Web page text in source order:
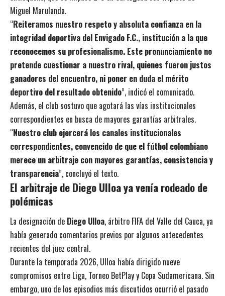
Miguel Marulanda.
“Reiteramos nuestro respeto y absoluta confianza en la
integridad deportiva del Envigado F.C., institución a la que
reconocemos su profesionalismo. Este pronunciamiento no
pretende cuestionar a nuestro rival, quienes fueron justos
ganadores del encuentro, ni poner en duda el mérito
deportivo del resultado obtenido”, indicó el comunicado.
Además, el club sostuvo que agotará las vías institucionales
correspondientes en busca de mayores garantías arbitrales.
“Nuestro club ejercerá los canales institucionales
correspondientes, convencido de que el fútbol colombiano
merece un arbitraje con mayores garantías, consistencia y
transparencia”, concluyó el texto.
El arbitraje de Diego Ulloa ya venía rodeado de
polémicas
La designación de Diego Ulloa, árbitro FIFA del Valle del Cauca, ya
había generado comentarios previos por algunos antecedentes
recientes del juez central.
Durante la temporada 2026, Ulloa había dirigido nueve
compromisos entre Liga, Torneo BetPlay y Copa Sudamericana. Sin
embargo, uno de los episodios más discutidos ocurrió el pasado